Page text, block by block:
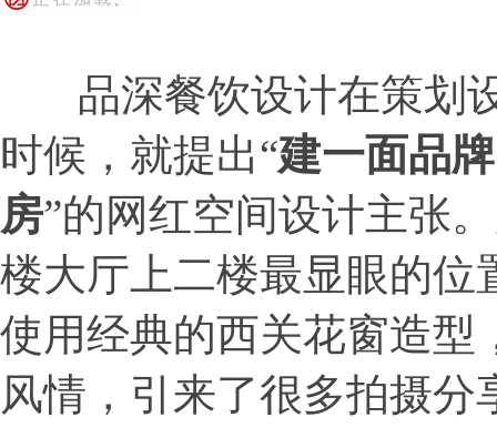
品深餐饮设计在策划
时候，就提出“建一面品
房”的网红空间设计主张
楼大厅上二楼最显眼的位
使用经典的西关花窗造型
风情，引来了很多拍摄